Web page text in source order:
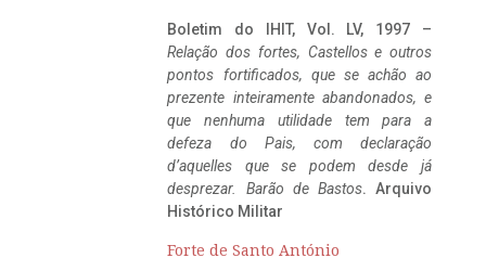
Boletim do IHIT, Vol. LV, 1997 –
Relação dos fortes, Castellos e outros
pontos fortificados, que se achão ao
prezente inteiramente abandonados, e
que nenhuma utilidade tem para a
defeza do Pais, com declaração
d’aquelles que se podem desde já
desprezar. Barão de Bastos. Arquivo
Histórico Militar
Forte de Santo António